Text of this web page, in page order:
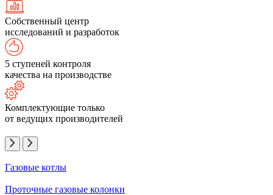
Собственный центр
исследований и разработок
5 ступеней контроля
качества на производстве
Комплектующие только
от ведущих производителей
Газовые котлы
Проточные газовые колонки